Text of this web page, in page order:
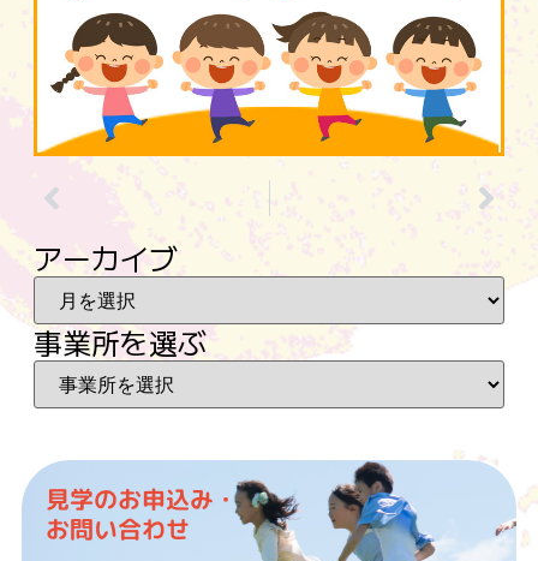
アーカイブ
事業所を選ぶ
見学のお申込み・
お問い合わせ